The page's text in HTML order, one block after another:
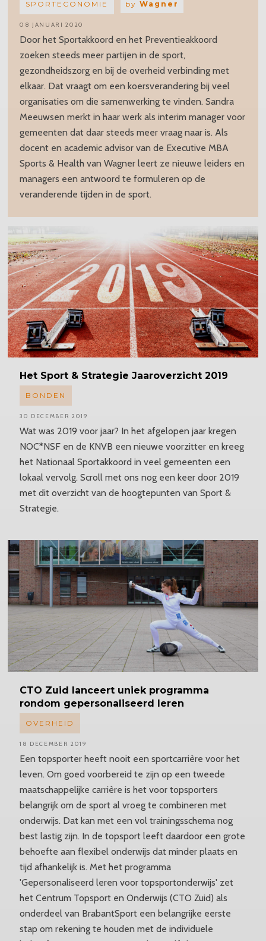
Door het Sportakkoord en het Preventieakkoord
zoeken steeds meer partijen in de sport,
gezondheidszorg en bij de overheid verbinding met
elkaar. Dat vraagt om een koersverandering bij veel
organisaties om die samenwerking te vinden. Sandra
Meeuwsen merkt in haar werk als interim manager voor
gemeenten dat daar steeds meer vraag naar is. Als
docent en academic advisor van de Executive MBA
Sports & Health van Wagner leert ze nieuwe leiders en
managers een antwoord te formuleren op de
veranderende tijden in de sport.
SPORTECONOMIE by Wagner
08 JANUARI 2020
Het Sport & Strategie Jaaroverzicht 2019
Wat was 2019 voor jaar? In het afgelopen jaar kregen
NOC*NSF en de KNVB een nieuwe voorzitter en kreeg
het Nationaal Sportakkoord in veel gemeenten een
lokaal vervolg. Scroll met ons nog een keer door 2019
met dit overzicht van de hoogtepunten van Sport &
Strategie.
BONDEN
30 DECEMBER 2019
CTO Zuid lanceert uniek programma
rondom gepersonaliseerd leren
Een topsporter heeft nooit een sportcarrière voor het
leven. Om goed voorbereid te zijn op een tweede
maatschappelijke carrière is het voor topsporters
belangrijk om de sport al vroeg te combineren met
onderwijs. Dat kan met een vol trainingsschema nog
best lastig zijn. In de topsport leeft daardoor een grote
behoefte aan flexibel onderwijs dat minder plaats en
tijd afhankelijk is. Met het programma
'Gepersonaliseerd leren voor topsportonderwijs' zet
het Centrum Topsport en Onderwijs (CTO Zuid) als
onderdeel van BrabantSport een belangrijke eerste
stap om rekening te houden met de individuele
OVERHEID
18 DECEMBER 2019